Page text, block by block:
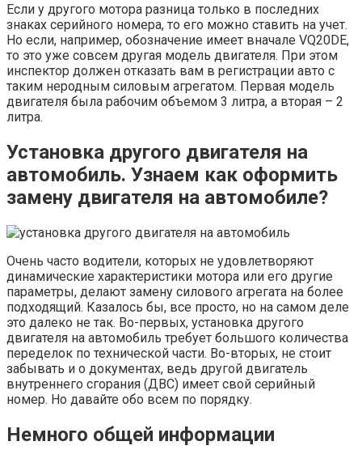
Если у другого мотора разница только в последних
знаках серийного номера, то его можно ставить на учет.
Но если, например, обозначение имеет вначале VQ20DE,
то это уже совсем другая модель двигателя. При этом
инспектор должен отказать вам в регистрации авто с
таким неродным силовым агрегатом. Первая модель
двигателя была рабочим объемом 3 литра, а вторая – 2
литра.
Установка другого двигателя на
автомобиль. Узнаем как оформить
замену двигателя на автомобиле?
Очень часто водители, которых не удовлетворяют
динамические характеристики мотора или его другие
параметры, делают замену силового агрегата на более
подходящий. Казалось бы, все просто, но на самом деле
это далеко не так. Во-первых, установка другого
двигателя на автомобиль требует большого количества
переделок по технической части. Во-вторых, не стоит
забывать и о документах, ведь другой двигатель
внутреннего сгорания (ДВС) имеет свой серийный
номер. Но давайте обо всем по порядку.
Немного общей информации